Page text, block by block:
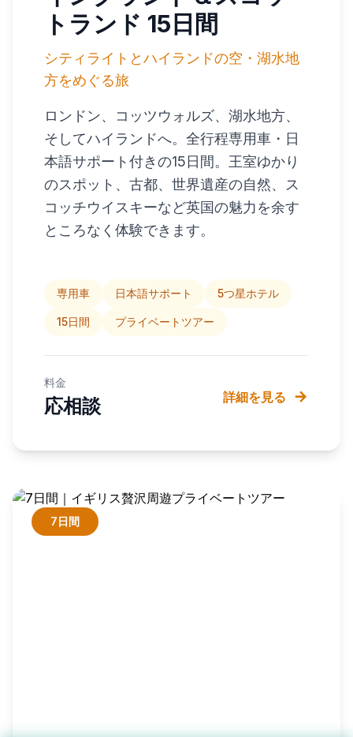
トランド 15日間
シティライトとハイランドの空・湖水地
方をめぐる旅
ロンドン、コッツウォルズ、湖水地方、
そしてハイランドへ。全行程専用車・日
本語サポート付きの15日間。王室ゆかり
のスポット、古都、世界遺産の自然、ス
コッチウイスキーなど英国の魅力を余す
ところなく体験できます。
専用車 日本語サポート 5つ星ホテル
15日間 プライベートツアー
料金
応相談 詳細を見る
7日間